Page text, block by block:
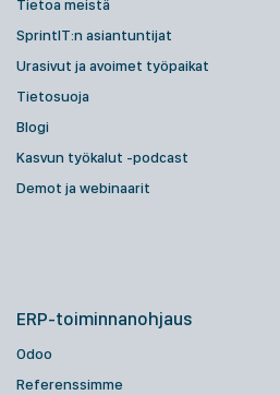
Tietoa meistä
SprintIT:n asiantuntijat
Urasivut ja avoimet työpaikat
Tietosuoja
Blogi
Kasvun työkalut -podcast
Demot ja webinaarit
ERP-toiminnanohjaus
Odoo
Referenssimme